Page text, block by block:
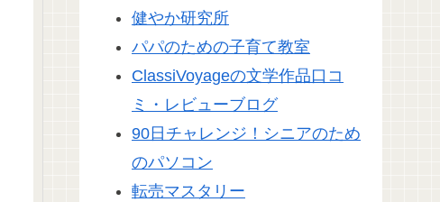
健やか研究所
パパのための子育て教室
ClassiVoyageの文学作品口コ
ミ・レビューブログ
90日チャレンジ！シニアのため
のパソコン
転売マスタリー